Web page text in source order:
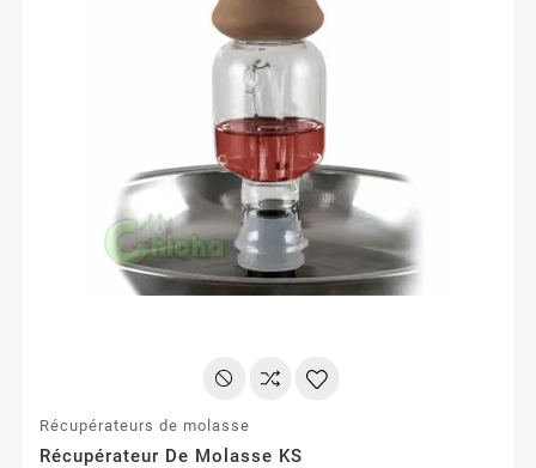
Récupérateurs de molasse
Récupérateur De Molasse KS